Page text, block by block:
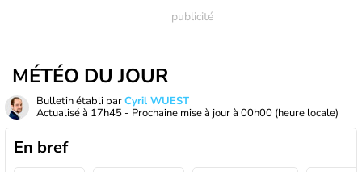
MÉTÉO DU JOUR
Bulletin établi parCyril WUEST
Actualisé à 17h45 - Prochaine mise à jour à 00h00 (heure locale)
En bref